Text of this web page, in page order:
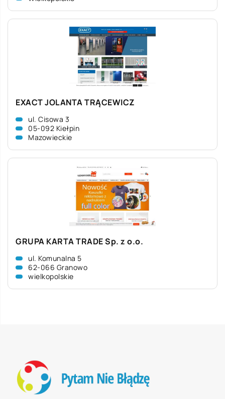
EXACT JOLANTA TRĄCEWICZ
ul. Cisowa 3
05-092 Kiełpin
Mazowieckie
GRUPA KARTA TRADE Sp. z o.o.
ul. Komunalna 5
62-066 Granowo
wielkopolskie